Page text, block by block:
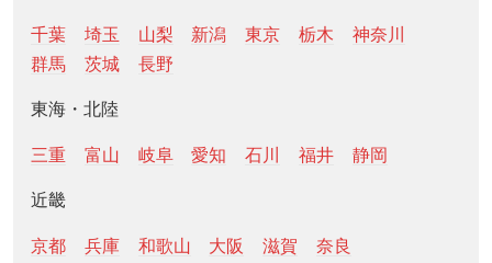
千葉 埼玉 山梨 新潟 東京 栃木
神奈川
群馬
茨城 長野
東海・北陸
三重 富山 岐阜 愛知 石川 福井 静岡
近畿
京都 兵庫 和歌山 大阪 滋賀 奈良